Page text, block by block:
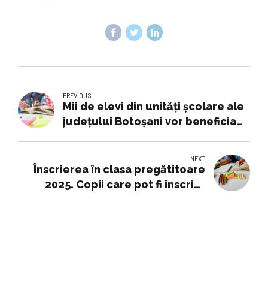
PREVIOUS
Mii de elevi din unități școlare ale
județului Botoșani vor beneficia
Botoșani, Educație
NEXT
Înscrierea în clasa pregătitoare
2025. Copii care pot fi înscriși,